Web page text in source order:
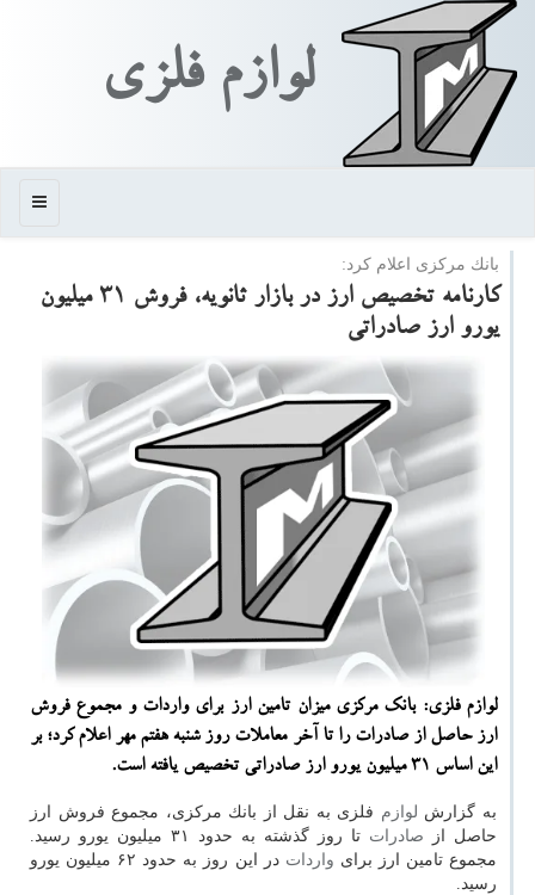
لوازم فلزی
منو
بانك مركزی اعلام كرد:
كارنامه تخصیص ارز در بازار ثانویه، فروش ۳۱ میلیون
یورو ارز صادراتی
لوازم فلزی: بانك مركزی میزان تامین ارز برای واردات و مجموع فروش
ارز حاصل از صادرات را تا آخر معاملات روز شنبه هفتم مهر اعلام كرد؛ بر
این اساس ۳۱ میلیون یورو ارز صادراتی تخصیص یافته است.
به گزارش لوازم فلزی به نقل از بانك مركزی، مجموع فروش ارز
حاصل از صادرات
تا روز گذشته به حدود ۳۱ میلیون یورو رسید.
مجموع تامین ارز برای واردات
در این روز به حدود ۶۲ میلیون یورو
رسید.